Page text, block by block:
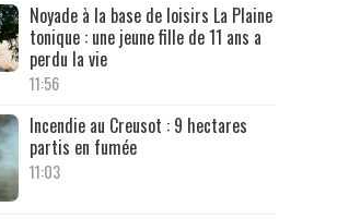
Noyade à la base de loisirs La Plaine
tonique : une jeune fille de 11 ans a
perdu la vie
11:56
Incendie au Creusot : 9 hectares
partis en fumée
11:03